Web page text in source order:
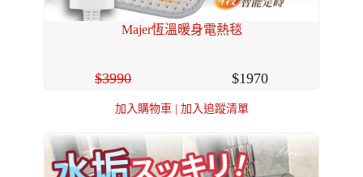
Majer恆溫暖身電熱毯
3990 1970
加入購物車 | 加入追蹤清單